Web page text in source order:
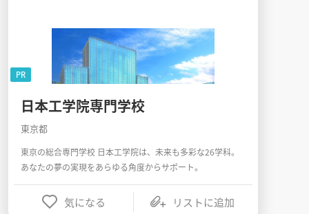
日本工学院専門学校
東京都
東京の総合専門学校 日本工学院は、未来も多彩な26学科。
あなたの夢の実現をあらゆる角度からサポート。
気になる リストに追加
PR